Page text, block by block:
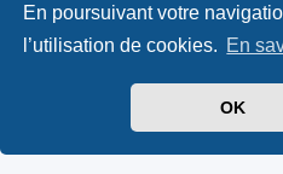
En poursuivant votre
l’utilisation de cookies. En
OK